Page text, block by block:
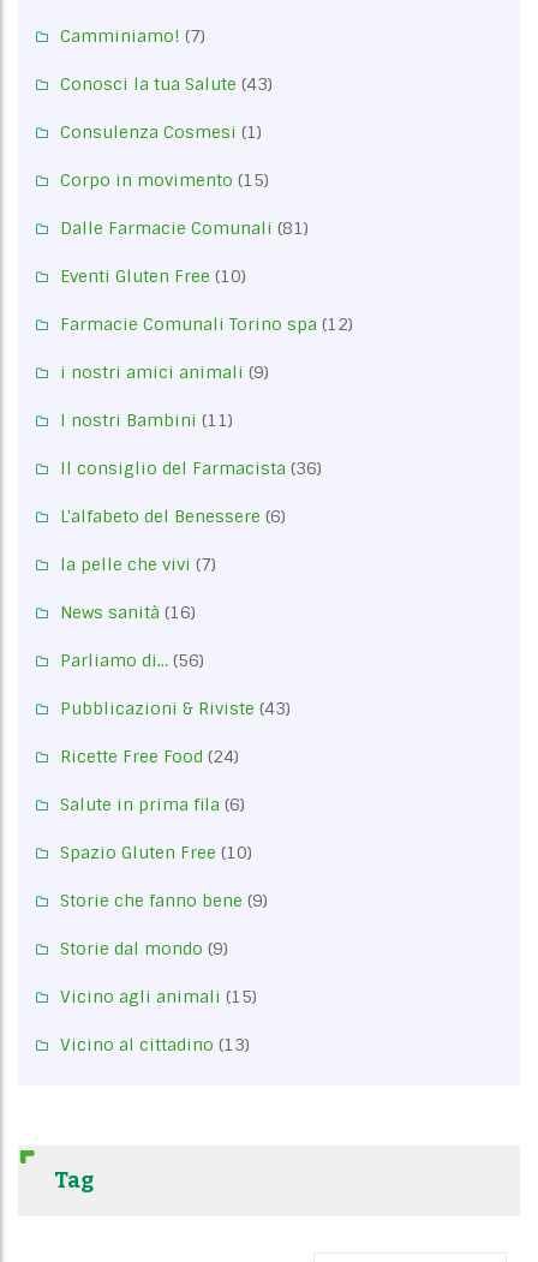
Camminiamo! (7)
Conosci la tua Salute (43)
Consulenza Cosmesi (1)
Corpo in movimento (15)
Dalle Farmacie Comunali (81)
Eventi Gluten Free (10)
Farmacie Comunali Torino spa (12)
i nostri amici animali (9)
I nostri Bambini (11)
Il consiglio del Farmacista (36)
L'alfabeto del Benessere (6)
la pelle che vivi (7)
News sanità (16)
Parliamo di… (56)
Pubblicazioni & Riviste (43)
Ricette Free Food (24)
Salute in prima fila (6)
Spazio Gluten Free (10)
Storie che fanno bene (9)
Storie dal mondo (9)
Vicino agli animali (15)
Vicino al cittadino (13)
Tag